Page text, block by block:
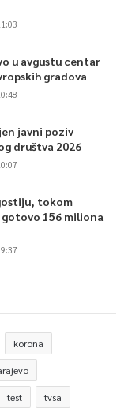
u avgustu centar
gradova
javni poziv
društva 2026
tokom
156 miliona
korona
test tvsa